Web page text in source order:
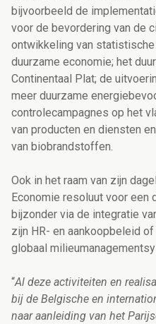
bijvoorbeeld de
voor de bevordering van de
ontwikkeling van
duurzame economie; het
Continentaal Plat; de
meer duurzame
controlecampagnes op het
van producten en diensten
van biobrandstoffen.
Ook in het raam van zijn
Economie resoluut voor een
bijzonder via de integratie
zijn HR- en aankoopbeleid
globaal
“Al deze activiteiten en
bij de Belgische en
naar aanleiding van het